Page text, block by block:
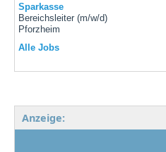
Sparkasse
Bereichsleiter (m/w/d)
Pforzheim
Alle Jobs
Anzeige: